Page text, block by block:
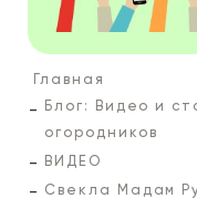
Главная
Блог: Видео и
огородников
ВИДЕО
Свекла Мадам